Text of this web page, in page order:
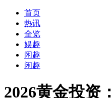
首页
热讯
全览
娱趣
闲趣
闲趣
2026黄金投资